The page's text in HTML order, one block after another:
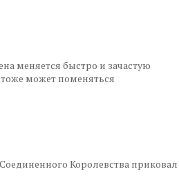
меняется быстро и зачастую
может поменяться
Королевства приковал